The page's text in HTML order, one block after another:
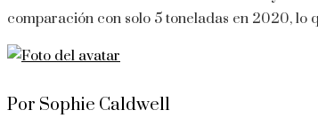
comparación con solo 5 toneladas en 2020, lo
Por Sophie Caldwell